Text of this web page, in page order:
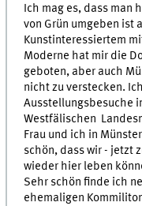
Ich mag es, dass man
von Grün umgeben ist
Kunstinteressiertem
Moderne hat mir die
geboten, aber auch
nicht zu verstecken.
Ausstellungsbesuche
Westfälischen
Frau und ich in
schön, dass wir - jetzt
wieder hier leben
Sehr schön finde ich
ehemaligen